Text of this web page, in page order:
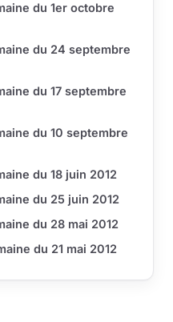
du 1er octobre
du 24 septembre
du 17 septembre
du 10 septembre
du 18 juin 2012
du 25 juin 2012
du 28 mai 2012
du 21 mai 2012